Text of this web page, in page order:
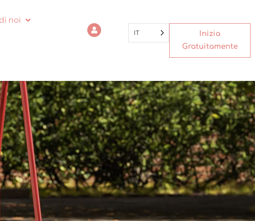
noi
IT
Inizia
Gratuitamente